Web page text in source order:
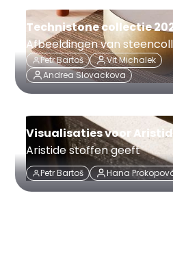
Technistone collectie
Afbeeldingen van
Petr Bartoš
Vit Michalek
Andrea Slovackova
Visualisaties voor
Aristide stoffen geeft
Petr Bartoš Hana